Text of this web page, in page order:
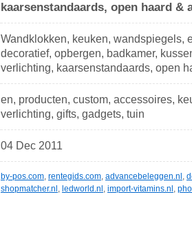
kaarsenstandaards, open haard &
Wandklokken, keuken, wandspiegels,
decoratief, opbergen, badkamer,
verlichting, kaarsenstandaards, open
en, producten, custom, accessoires,
verlichting, gifts, gadgets, tuin
04 Dec 2011
by-pos.com, rentegids.com, advancebeleggen.nl ,
shopmatcher.nl , ledworld.nl , import-vitamins.nl ,